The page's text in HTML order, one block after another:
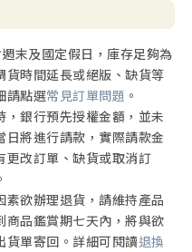
末及國定假日，庫存足夠為
貨時間延長或絕版、缺貨等
請點選常見訂單問題 。
銀行預先授權金額，並未
將進行請款，實際請款金
更改訂單、缺貨或取消訂
欲辦理退貨，請維持產品
商品鑑賞期七天內，將與欲
貨單寄回。詳細可閱讀退換